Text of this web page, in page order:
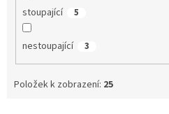
stoupající 5
nestoupající 3
Položek k zobrazení: 25